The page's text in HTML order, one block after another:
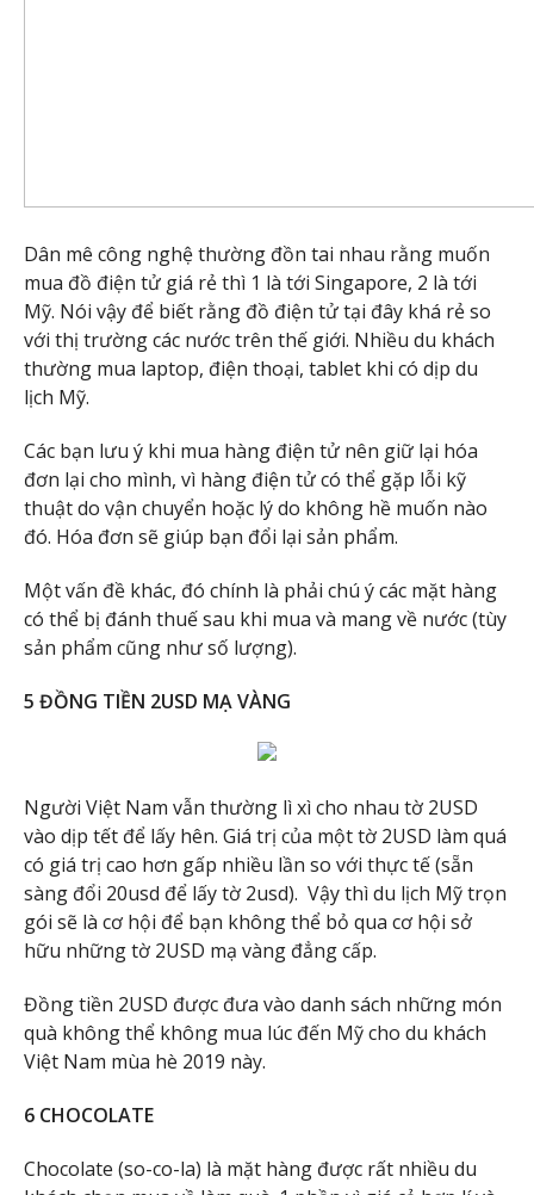
Dân mê công nghệ thường đồn tai nhau rằng muốn
mua đồ điện tử giá rẻ thì 1 là tới Singapore, 2 là tới
Mỹ. Nói vậy để biết rằng đồ điện tử tại đây khá rẻ so
với thị trường các nước trên thế giới. Nhiều du khách
thường mua laptop, điện thoại, tablet khi có dịp du
lịch Mỹ.
Các bạn lưu ý khi mua hàng điện tử nên giữ lại hóa
đơn lại cho mình, vì hàng điện tử có thể gặp lỗi kỹ
thuật do vận chuyển hoặc lý do không hề muốn nào
đó. Hóa đơn sẽ giúp bạn đổi lại sản phẩm.
Một vấn đề khác, đó chính là phải chú ý các mặt hàng
có thể bị đánh thuế sau khi mua và mang về nước (tùy
sản phẩm cũng như số lượng).
5 ĐỒNG TIỀN 2USD MẠ VÀNG
Người Việt Nam vẫn thường lì xì cho nhau tờ 2USD
vào dịp tết để lấy hên. Giá trị của một tờ 2USD làm quá
có giá trị cao hơn gấp nhiều lần so với thực tế (sẵn
sàng đổi 20usd để lấy tờ 2usd). Vậy thì du lịch Mỹ trọn
gói sẽ là cơ hội để bạn không thể bỏ qua cơ hội sở
hữu những tờ 2USD mạ vàng đẳng cấp.
Đồng tiền 2USD được đưa vào danh sách những món
quà không thể không mua lúc đến Mỹ cho du khách
Việt Nam mùa hè 2019 này.
6 CHOCOLATE
Chocolate (so-co-la) là mặt hàng được rất nhiều du